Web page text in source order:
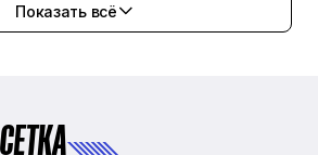
мм
Показать всё